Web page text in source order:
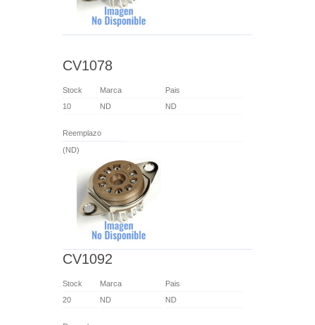
CV1078
Stock Marca
Pais
10
ND ND
Reemplazo
(ND)
CV1092
Stock Marca
Pais
20
ND ND